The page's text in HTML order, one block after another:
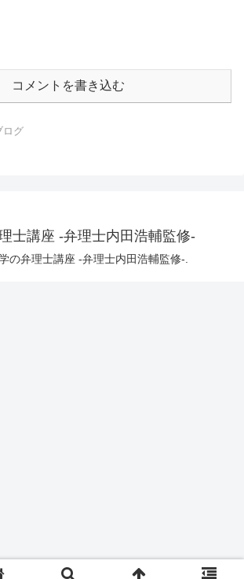
コメントを書き込む
ログ
士講座 -弁理士内田浩輔監修-
の弁理士講座 -弁理士内田浩輔監修-.